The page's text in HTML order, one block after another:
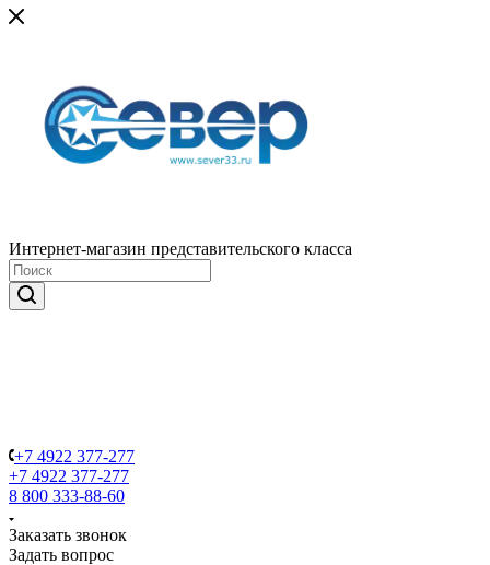
Интернет-магазин представительского класса
+7 4922 377-277
+7 4922 377-277
8 800 333-88-60
Заказать звонок
Задать вопрос